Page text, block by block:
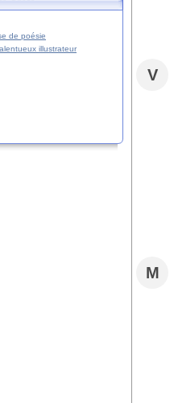
de poésie
illustrateur
V
M